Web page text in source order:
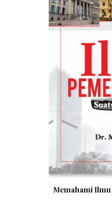
Memahami